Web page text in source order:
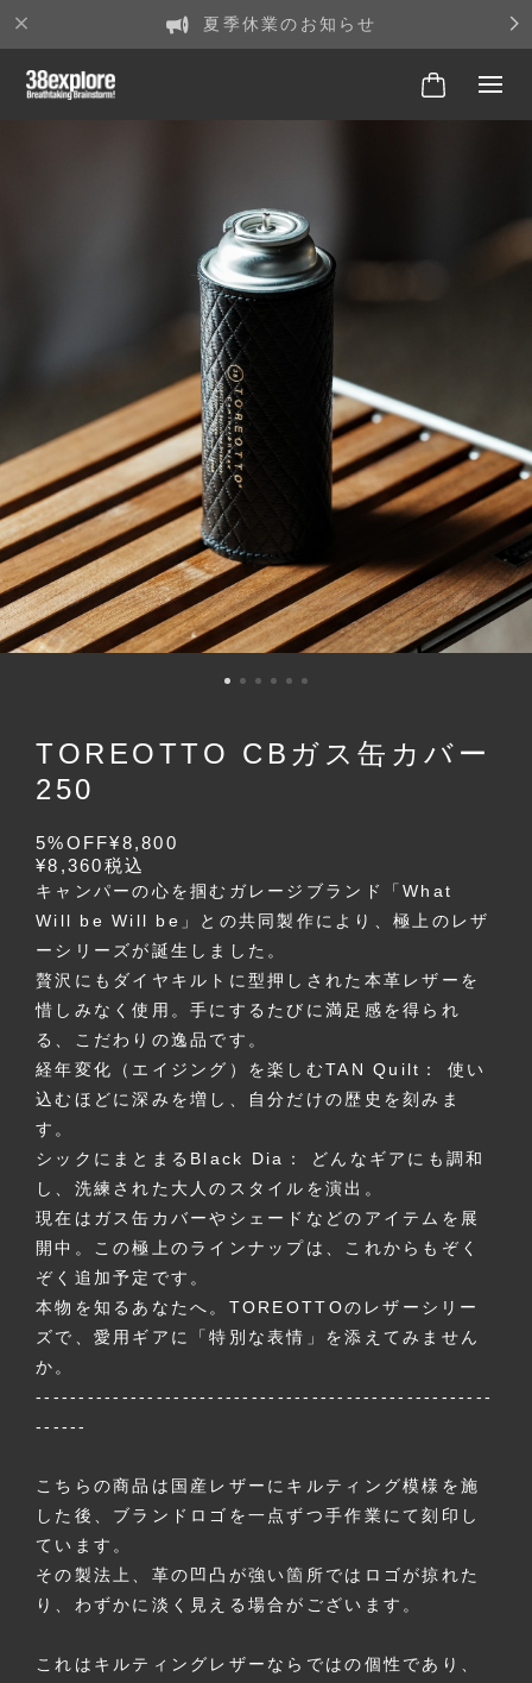
夏季休業のお知らせ
TOREOTTO CBガス缶カバー
250
5%OFF¥8,800
¥8,360税込
キャンパーの心を掴むガレージブランド「What
Will be Will be」との共同製作により、極上のレザ
ーシリーズが誕生しました。
贅沢にもダイヤキルトに型押しされた本革レザーを
惜しみなく使用。手にするたびに満足感を得られ
る、こだわりの逸品です。
経年変化（エイジング）を楽しむTAN Quilt： 使い
込むほどに深みを増し、自分だけの歴史を刻みま
す。
シックにまとまるBlack Dia： どんなギアにも調和
し、洗練された大人のスタイルを演出。
現在はガス缶カバーやシェードなどのアイテムを展
開中。この極上のラインナップは、これからもぞく
ぞく追加予定です。
本物を知るあなたへ。TOREOTTOのレザーシリー
ズで、愛用ギアに「特別な表情」を添えてみません
か。
-----------------------------------------------------
------
こちらの商品は国産レザーにキルティング模様を施
した後、ブランドロゴを一点ずつ手作業にて刻印し
ています。
その製法上、革の凹凸が強い箇所ではロゴが掠れた
り、わずかに淡く見える場合がございます。
これはキルティングレザーならではの個性であり、